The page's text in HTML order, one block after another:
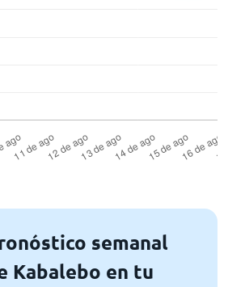
semanal
Kabalebo en tu